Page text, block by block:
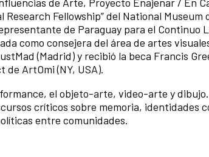
Fellowship” del National
de Paraguay para el Continuo
como consejera del área de artes
(Madrid) y recibió la beca Francis
ArtOmi (NY, USA).
el objeto-arte, video-arte y
críticos sobre memoria, identidades
entre comunidades.